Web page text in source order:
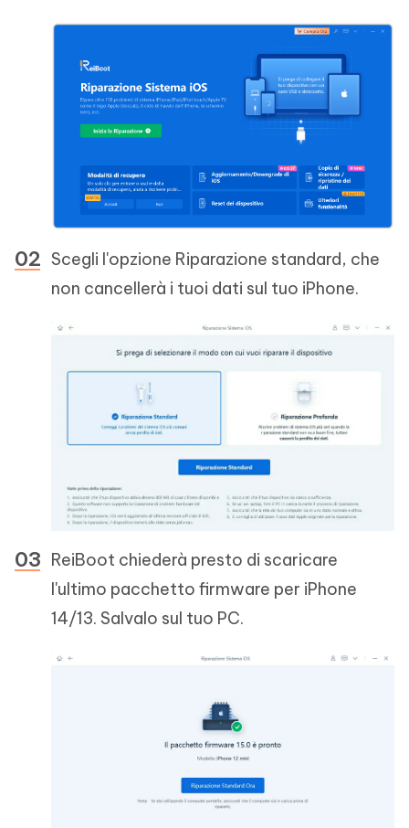
Scegli l'opzione Riparazione standard, che
non cancellerà i tuoi dati sul tuo iPhone.
ReiBoot chiederà presto di scaricare
l'ultimo pacchetto firmware per iPhone
14/13. Salvalo sul tuo PC.